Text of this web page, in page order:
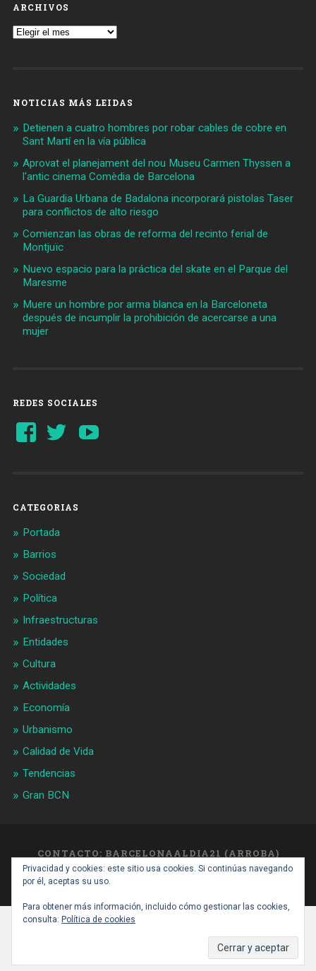
ARCHIVOS
Archivos
NOTICIAS MÁS LEIDAS
Detienen a cuatro hombres por robar cables de cobre en
Sant Martí en la vía pública
Aprovat el planejament del nou Museu Carmen Thyssen a
l'antic cinema Comèdia de Barcelona
La Guardia Urbana de Badalona incorporará pistolas Taser
para conflictos de alto riesgo
Comienzan las obras de reforma del recinto ferial de
Montjuïc
Nuevo espacio para la práctica del skate en el Parque del
Maresme
Muere un hombre por arma blanca en la Barceloneta
después de incumplir la prohibición de acercarse a una
mujer
REDES SOCIALES
Ver
perfil
Ver
perfil
CATEGORIAS
Portada
Barrios
Sociedad
Política
Infraestructuras
Entidades
Cultura
Actividades
Economía
Urbanismo
Calidad de Vida
Tendencias
Gran BCN
CONTACTO: BARCELONAALDIA21 (ARROBA)
GMAIL.COM
Privacidad y cookies: este sitio usa cookies. Si continúas navegando
por él, aceptas su uso.
Para obtener más información, incluido cómo gestionar las cookies,
consulta: Política de cookies